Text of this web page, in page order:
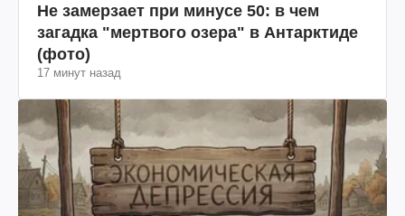
Не замерзает при минусе 50: в чем
загадка "мертвого озера" в Антарктиде
(фото)
17 минут назад